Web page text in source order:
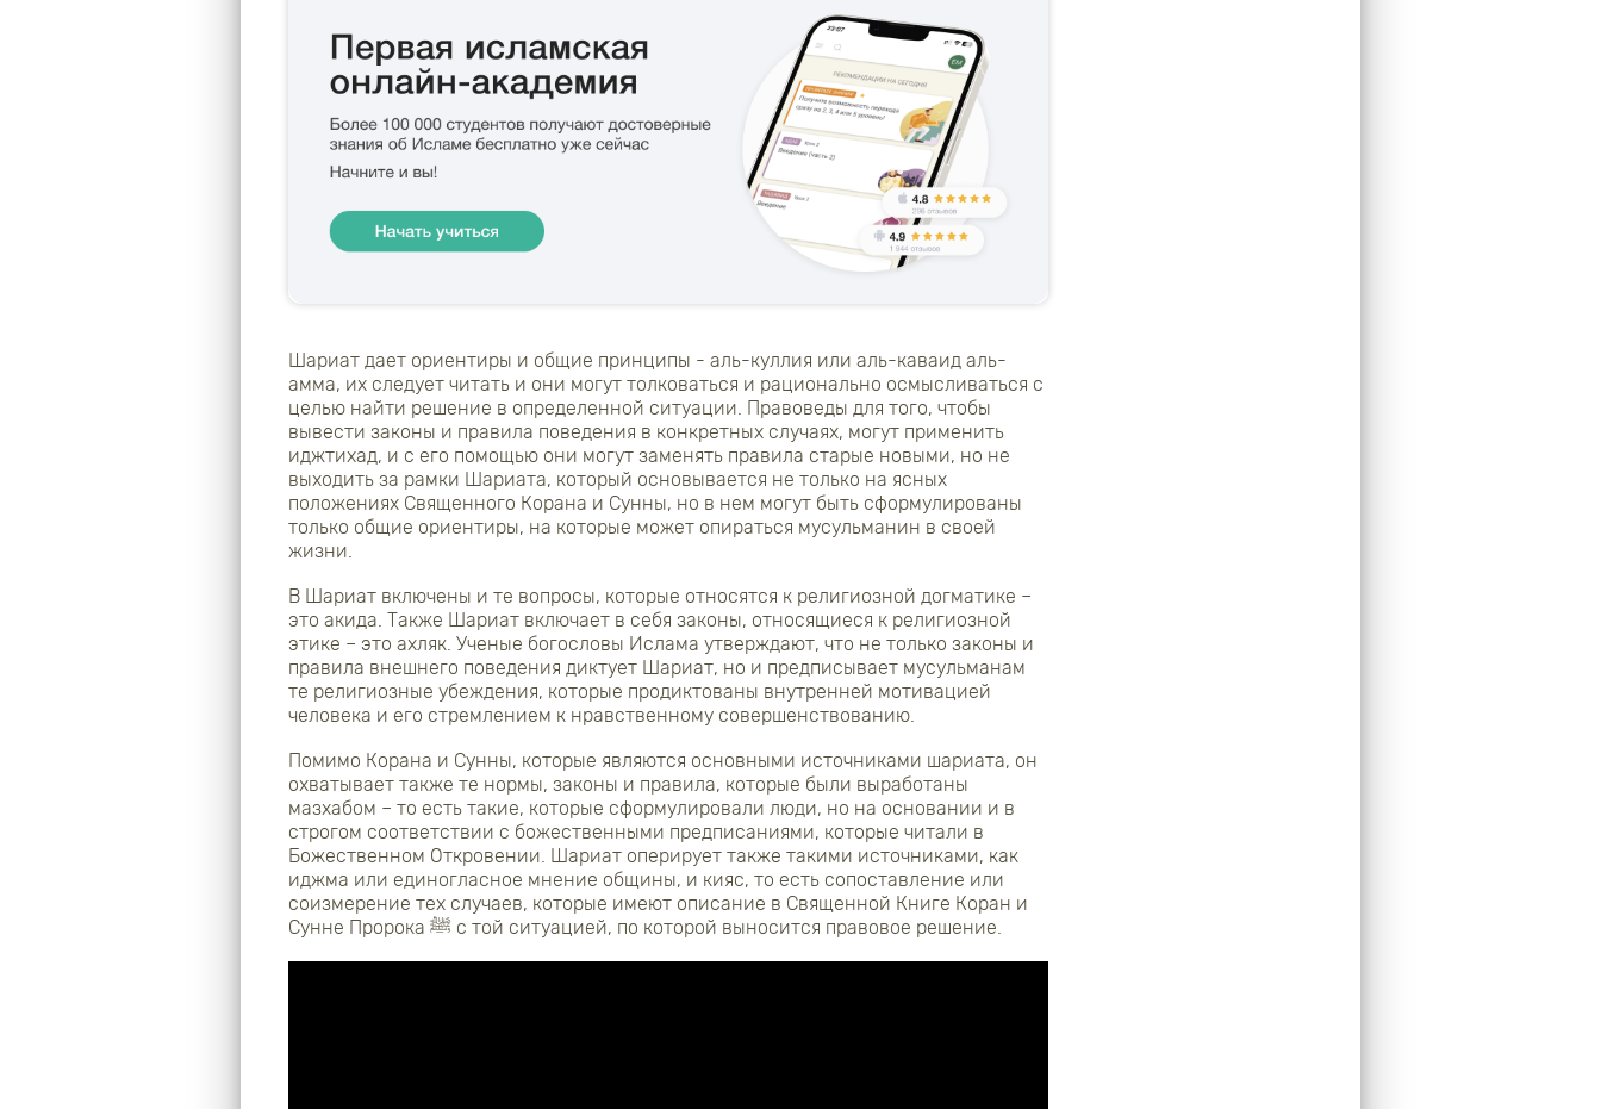
Шариат дает ориентиры и общие принципы - аль-куллия или аль-каваид аль-
амма, их следует читать и они могут толковаться и рационально осмысливаться с
целью найти решение в определенной ситуации. Правоведы для того, чтобы
вывести законы и правила поведения в конкретных случаях, могут применить
иджтихад, и с его помощью они могут заменять правила старые новыми, но не
выходить за рамки Шариата, который основывается не только на ясных
положениях Священного Корана и Сунны, но в нем могут быть сформулированы
только общие ориентиры, на которые может опираться мусульманин в своей
жизни.
В Шариат включены и те вопросы, которые относятся к религиозной догматике –
это акида. Также Шариат включает в себя законы, относящиеся к религиозной
этике – это ахляк. Ученые богословы Ислама утверждают, что не только законы и
правила внешнего поведения диктует Шариат, но и предписывает мусульманам
те религиозные убеждения, которые продиктованы внутренней мотивацией
человека и его стремлением к нравственному совершенствованию.
Помимо Корана и Сунны, которые являются основными источниками шариата, он
охватывает также те нормы, законы и правила, которые были выработаны
мазхабом – то есть такие, которые сформулировали люди, но на основании и в
строгом соответствии с божественными предписаниями, которые читали в
Божественном Откровении. Шариат оперирует также такими источниками, как
иджма или единогласное мнение общины, и кияс, то есть сопоставление или
соизмерение тех случаев, которые имеют описание в Священной Книге Коран и
Сунне Пророка ﷺ с той ситуацией, по которой выносится правовое решение.